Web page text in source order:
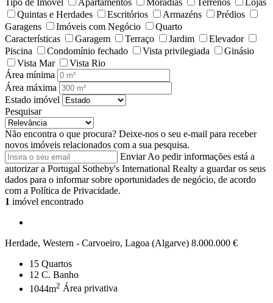
Tipo de Imóvel
Apartamentos Moradias Terrenos
Lojas
Quintas e Herdades
Escritórios Armazéns
Prédios
Garagens
Imóveis com Negócio
Quarto
Características
Garagem Terraço Jardim
Elevador
Piscina
Condomínio fechado Vista privilegiada
Ginásio
Vista Mar
Vista Rio
Área mínima
Área máxima
Estado imóvel
Pesquisar
Não encontra o que procura? Deixe-nos o seu e-mail para receber
novos imóveis relacionados com a sua pesquisa.
Enviar Ao pedir informações está a
autorizar a Portugal Sotheby's International Realty a guardar os seus
dados para o informar sobre oportunidades de negócio, de acordo
com a Política de Privacidade.
1 imóvel encontrado
Herdade, Western - Carvoeiro, Lagoa (Algarve) 8.000.000 €
15 Quartos
12 C. Banho
1044m2 Área privativa